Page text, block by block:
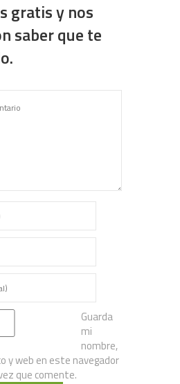
gratis y nos
saber que te
Guarda
mi
nombre,
y web en este navegador
que comente.